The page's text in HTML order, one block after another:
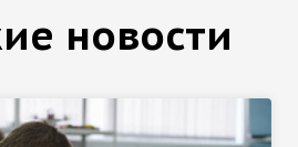
новости